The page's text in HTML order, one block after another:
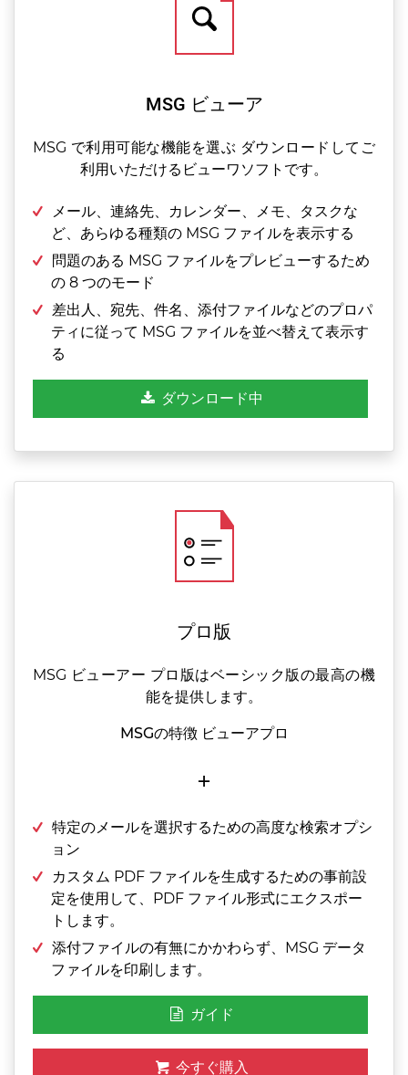
MSG ビューア
MSG で利用可能な機能を選ぶ ダウンロードしてご
利用いただけるビューワソフトです。
メール、連絡先、カレンダー、メモ、タスクな
ど、あらゆる種類の MSG ファイルを表示する
問題のある MSG ファイルをプレビューするため
の 8 つのモード
差出人、宛先、件名、添付ファイルなどのプロパ
ティに従って MSG ファイルを並べ替えて表示す
る
ダウンロード中
プロ版
MSG ビューアー プロ版はベーシック版の最高の機
能を提供します。
MSGの特徴 ビューアプロ
+
特定のメールを選択するための高度な検索オプシ
ョン
カスタム PDF ファイルを生成するための事前設
定を使用して、PDF ファイル形式にエクスポー
トします。
添付ファイルの有無にかかわらず、MSG データ
ファイルを印刷します。
ガイド
今すぐ購入